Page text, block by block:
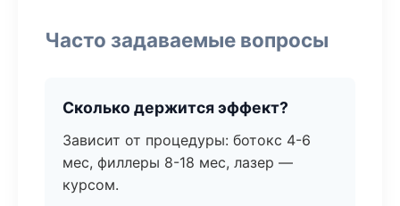
Часто задаваемые вопросы
Сколько держится эффект?
Зависит от процедуры: ботокс 4-6
мес, филлеры 8-18 мес, лазер —
курсом.